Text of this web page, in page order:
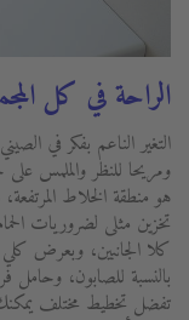
الراحة في كل
ومريحا للنظر والملمس
هو منطقة الخلاط
تخزين مثلى لضروريات
بالنسبة للصابون، وحامل
تفضل تخطيط مختلف يمكنك